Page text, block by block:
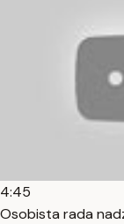
4:45
Osobista rada